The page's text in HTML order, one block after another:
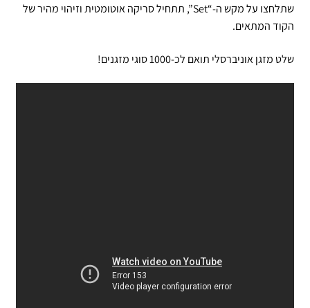
שתלחצו על מקש ה-“Set”, תתחיל סריקה אוטומטית וזיהוי מהיר של
הקוד המתאים.
שלט מזגן אוניברסלי תואם לכ-1000 סוגי מזגנים!